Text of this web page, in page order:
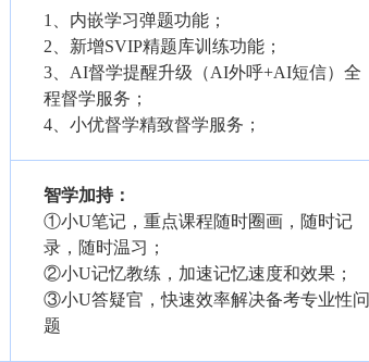
1、内嵌学习弹题功能；
2、新增SVIP精题库训练功能；
3、AI督学提醒升级（AI外呼+AI短信）全
程督学服务；
4、小优督学精致督学服务；
智学加持：
①小U笔记，重点课程随时圈画，随时记
录，随时温习；
②小U记忆教练，加速记忆速度和效果；
③小U答疑官，快速效率解决备考专业性问
题